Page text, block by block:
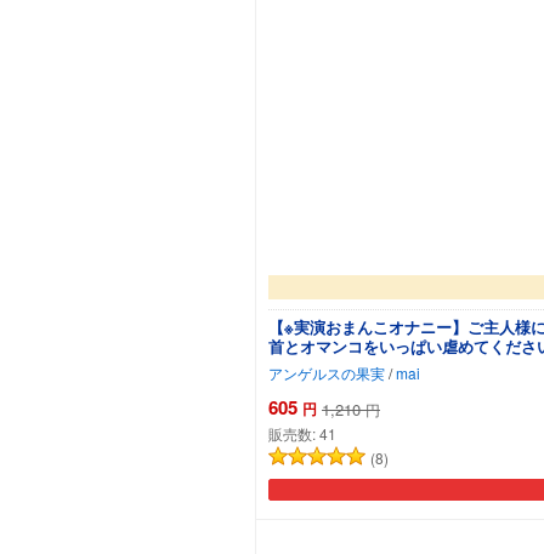
【※実演おまんこオナニー】ご主人
首とオマンコをいっぱい虐めてくださ
アンゲルスの果実/mai
605 円 1,210 円
販売数:41
(8)